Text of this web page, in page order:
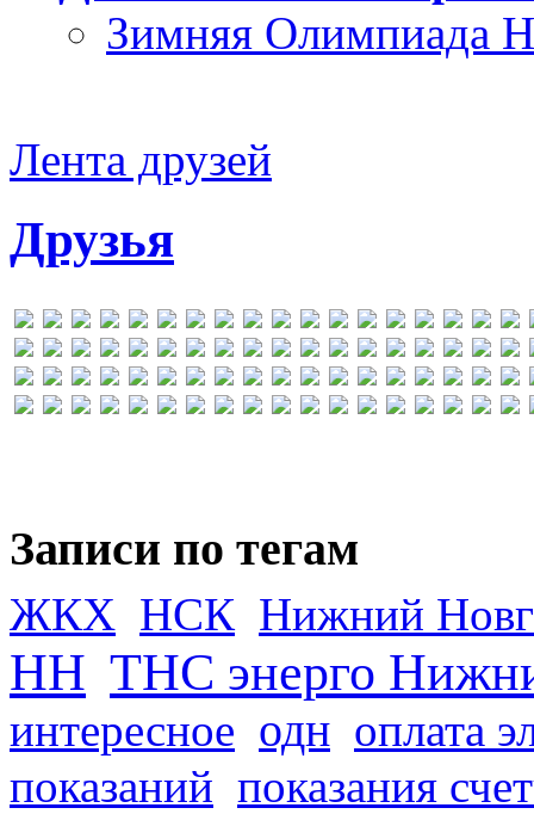
Зимняя Олимпиада
Лента друзей
Друзья
Записи по тегам
ЖКХ НСК Нижний
НН ТНС энерго
интересное одн оплата
показаний показания